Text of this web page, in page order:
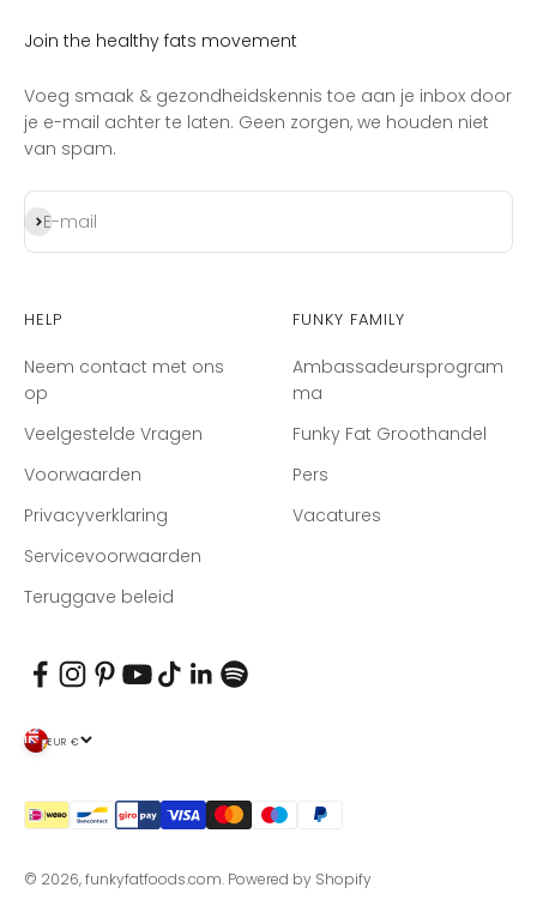
Join the healthy fats movement
Voeg smaak & gezondheidskennis toe aan je inbox door
je e-mail achter te laten. Geen zorgen, we houden niet
van spam.
E-mail
Abonneren
Help
Neem contact met ons
op
Veelgestelde Vragen
Voorwaarden
Privacyverklaring
Servicevoorwaarden
Teruggave beleid
Funky Family
Ambassadeursprogram
ma
Funky Fat Groothandel
Pers
Vacatures
EUR €
© 2026, funkyfatfoods.com. Powered by Shopify